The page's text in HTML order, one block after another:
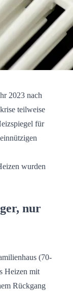
2023 nach
teilweise
für
wurden
nur
(70-
Heizen mit
Rückgang